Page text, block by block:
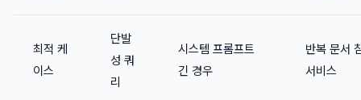
최적 케
이스
단발
성 쿼
리
시스템 프롬프트
긴 경우
반복 문서
서비스